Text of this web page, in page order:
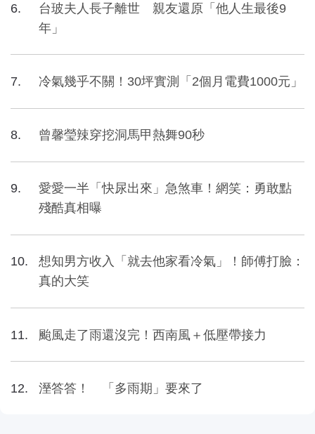
台玻夫人長子離世 親友還原「他人生最後9
年」
冷氣幾乎不關！30坪實測「2個月電費1000元」
曾馨瑩辣穿挖洞馬甲熱舞90秒
愛愛一半「快尿出來」急煞車！網笑：勇敢點
殘酷真相曝
想知男方收入「就去他家看冷氣」！師傅打臉：
真的大笑
颱風走了雨還沒完！西南風＋低壓帶接力
溼答答！ 「多雨期」要來了